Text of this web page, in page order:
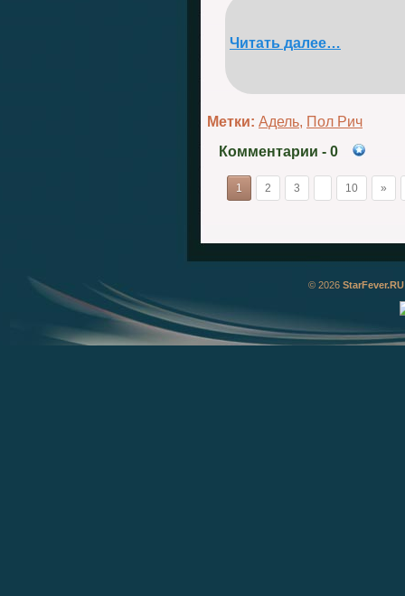
Читать далее…
Метки: Адель, Пол Рич
Комментарии - 0
1 2 3 10 »
© 2026 StarFever.RU